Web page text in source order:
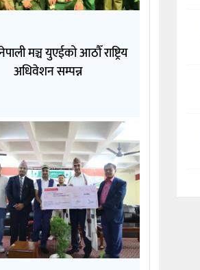
मञ्च युएईको आठौँ राष्ट्रिय
अधिवेशन सम्पन्न